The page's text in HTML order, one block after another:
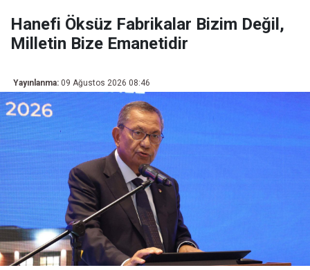
Hanefi Öksüz Fabrikalar Bizim Değil,
Milletin Bize Emanetidir
Yayınlanma: 09 Ağustos 2026 08:46